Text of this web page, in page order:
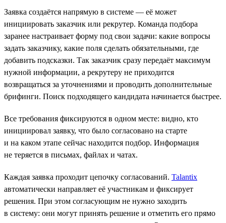
Заявка создаётся напрямую в системе — её может
инициировать заказчик или рекрутер. Команда подбора
заранее настраивает форму под свои задачи: какие вопросы
задать заказчику, какие поля сделать обязательными, где
добавить подсказки. Так заказчик сразу передаёт максимум
нужной информации, а рекрутеру не приходится
возвращаться за уточнениями и проводить дополнительные
брифинги. Поиск подходящего кандидата начинается быстрее.
Все требования фиксируются в одном месте: видно, кто
инициировал заявку, что было согласовано на старте
и на каком этапе сейчас находится подбор. Информация
не теряется в письмах, файлах и чатах.
Каждая заявка проходит цепочку согласований. Talantix
автоматически направляет её участникам и фиксирует
решения. При этом согласующим не нужно заходить
в систему: они могут принять решение и отметить его прямо